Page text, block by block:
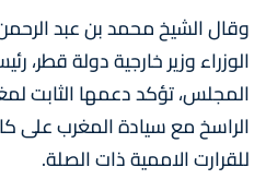
وقال الشيخ محمد بن عبد
الوزراء وزير خارجية دولة قطر،
المجلس، تؤكد دعمها الثابت
الراسخ مع سيادة المغرب على
للقرارت الاممية ذات الصلة.